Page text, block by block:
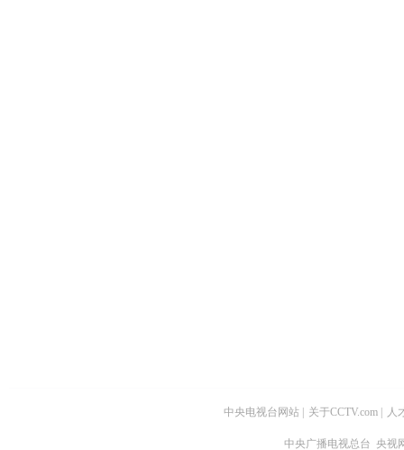
中央电视台网站 关于CCTV.com 人
中央广播电视总台 央视